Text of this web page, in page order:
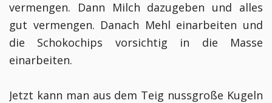
vermengen. Dann Milch dazugeben und alles
gut vermengen. Danach Mehl einarbeiten und
die Schokochips vorsichtig in die Masse
einarbeiten.
Jetzt kann man aus dem Teig nussgroße Kugeln